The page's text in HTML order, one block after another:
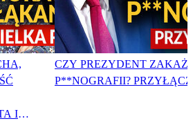
I
CZY PREZYDENT
P**NOGRAFII?